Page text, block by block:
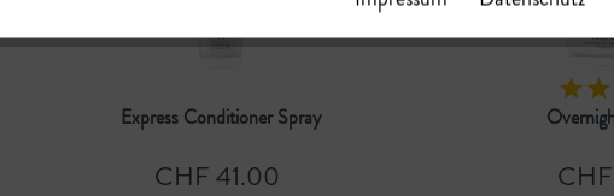
Express Conditioner Spray
CHF 41.00